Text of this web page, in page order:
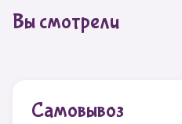
Вы смотрели
Самовывоз